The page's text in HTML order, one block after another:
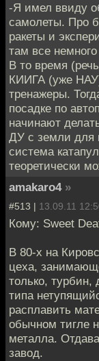
-Я имел ввиду
самолеты. Про
ракеты и
там все
В то время
КИИГА (уже
тренажеры.
посадке по
начинают
ДУ с земли для
система
теоретически
amakaro4 »
#513 | 13.09.11
Кому: Sweet
В 80-х на
цеха,
только,
типа
расплавить
обычном тигле
металла.
завод.